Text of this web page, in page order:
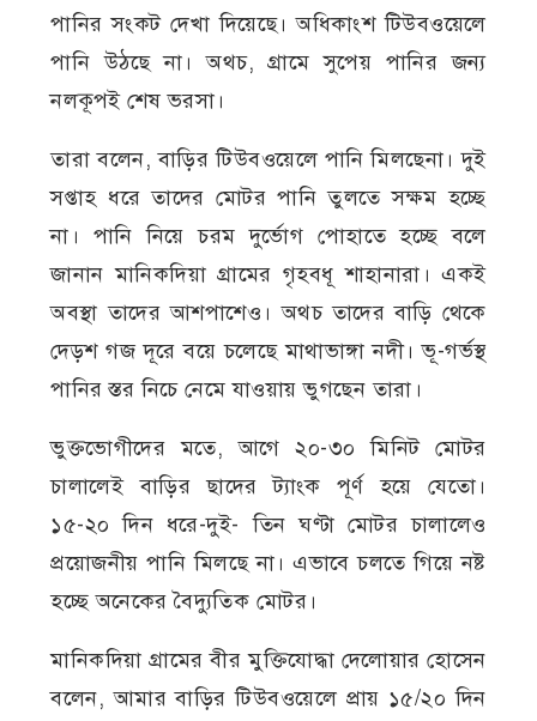
পানির সংকট দেখা দিয়েছে। অধিকাংশ টিউবওয়েলে
পানি উঠছে না। অথচ, গ্রামে সুপেয় পানির জন্য
নলকূপই শেষ ভরসা।
তারা বলেন, বাড়ির টিউবওয়েলে পানি মিলছেনা। দুই
সপ্তাহ ধরে তাদের মোটর পানি তুলতে সক্ষম হচ্ছে
না। পানি নিয়ে চরম দুর্ভোগ পোহাতে হচ্ছে বলে
জানান মানিকদিয়া গ্রামের গৃহবধূ শাহানারা। একই
অবস্থা তাদের আশপাশেও। অথচ তাদের বাড়ি থেকে
দেড়শ গজ দূরে বয়ে চলেছে মাথাভাঙ্গা নদী। ভূ-গর্ভস্থ
পানির স্তর নিচে নেমে যাওয়ায় ভুগছেন তারা।
ভুক্তভোগীদের মতে, আগে ২০-৩০ মিনিট মোটর
চালালেই বাড়ির ছাদের ট্যাংক পূর্ণ হয়ে যেতো।
১৫-২০ দিন ধরে-দুই- তিন ঘণ্টা মোটর চালালেও
প্রয়োজনীয় পানি মিলছে না। এভাবে চলতে গিয়ে নষ্ট
হচ্ছে অনেকের বৈদ্যুতিক মোটর।
মানিকদিয়া গ্রামের বীর মুক্তিযোদ্ধা দেলোয়ার হোসেন
বলেন, আমার বাড়ির টিউবওয়েলে প্রায় ১৫/২০ দিন